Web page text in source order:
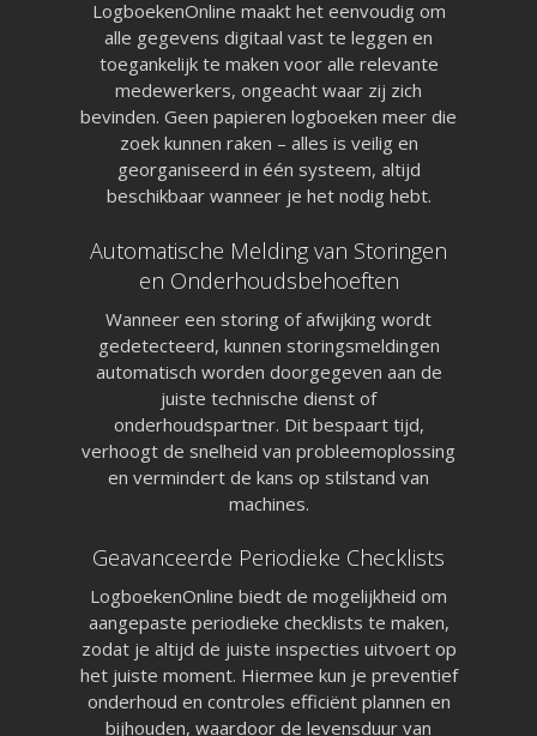
LogboekenOnline maakt het eenvoudig om
alle gegevens digitaal vast te leggen en
toegankelijk te maken voor alle relevante
medewerkers, ongeacht waar zij zich
bevinden. Geen papieren logboeken meer die
zoek kunnen raken – alles is veilig en
georganiseerd in één systeem, altijd
beschikbaar wanneer je het nodig hebt.
Automatische Melding van Storingen
en Onderhoudsbehoeften
Wanneer een storing of afwijking wordt
gedetecteerd, kunnen storingsmeldingen
automatisch worden doorgegeven aan de
juiste technische dienst of
onderhoudspartner. Dit bespaart tijd,
verhoogt de snelheid van probleemoplossing
en vermindert de kans op stilstand van
machines.
Geavanceerde Periodieke Checklists
LogboekenOnline biedt de mogelijkheid om
aangepaste periodieke checklists te maken,
zodat je altijd de juiste inspecties uitvoert op
het juiste moment. Hiermee kun je preventief
onderhoud en controles efficiënt plannen en
bijhouden, waardoor de levensduur van
Pagina’s
Aanvragen
Pro aanvragen
Lite aanvragen
Modules
Ontdek